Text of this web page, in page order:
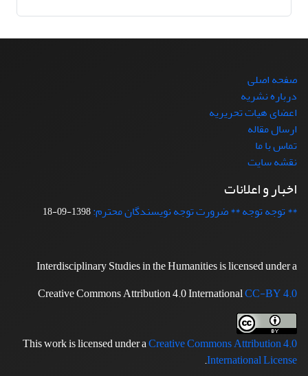
صفحه اصلی
درباره نشریه
اعضای هیات تحریریه
ارسال مقاله
تماس با ما
نقشه سایت
اخبار و اعلانات
** توجه توجه ** ضرورت توجه نویسندگان محترم:1398-09-18
Interdisciplinary Studies in the Humanities is licensed under a
Creative Commons Attribution 4.0 InternationalCC-BY 4.0
This work is licensed under aCreative Commons Attribution 4.0
International License
.